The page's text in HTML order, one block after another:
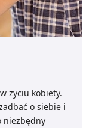
życiu kobiety.
o siebie i
niezbędny